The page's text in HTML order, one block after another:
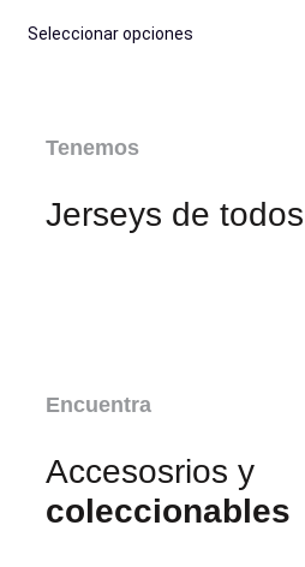
Seleccionar opciones
Tenemos
Jerseys de todos
Encuentra
Accesosrios y
coleccionables